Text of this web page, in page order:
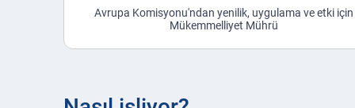
Avrupa Komisyonu'ndan yenilik, uygulama ve etki için
Mükemmelliyet Mührü